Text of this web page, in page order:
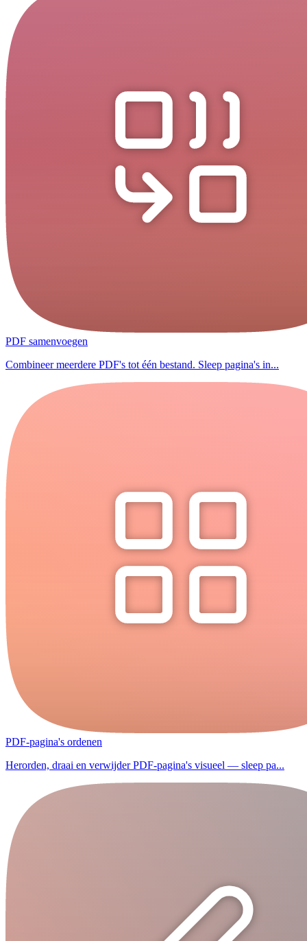
PDF samenvoegen
Combineer meerdere PDF's tot één bestand. Sleep pagina's in...
PDF-pagina's ordenen
Herorden, draai en verwijder PDF-pagina's visueel — sleep pa...